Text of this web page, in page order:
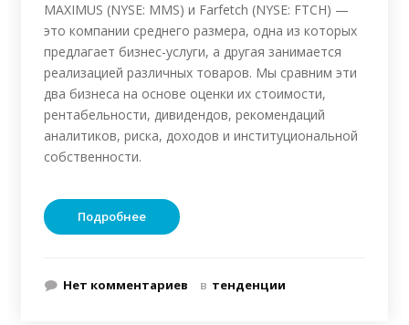
MAXIMUS (NYSE: MMS) и Farfetch (NYSE: FTCH) —
это компании среднего размера, одна из которых
предлагает бизнес-услуги, а другая занимается
реализацией различных товаров. Мы сравним эти
два бизнеса на основе оценки их стоимости,
рентабельности, дивидендов, рекомендаций
аналитиков, риска, доходов и институциональной
собственности.
Подробнее
Нет комментариев в тенденции